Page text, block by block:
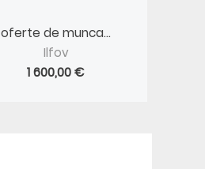
oferte de munca...
Ilfov
1 600,00 €